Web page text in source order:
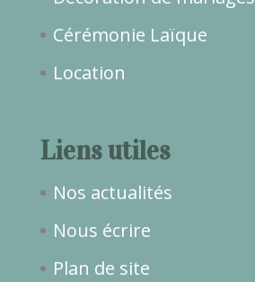
Cérémonie Laïque
Location
Liens utiles
Nos actualités
Nous écrire
Plan de site